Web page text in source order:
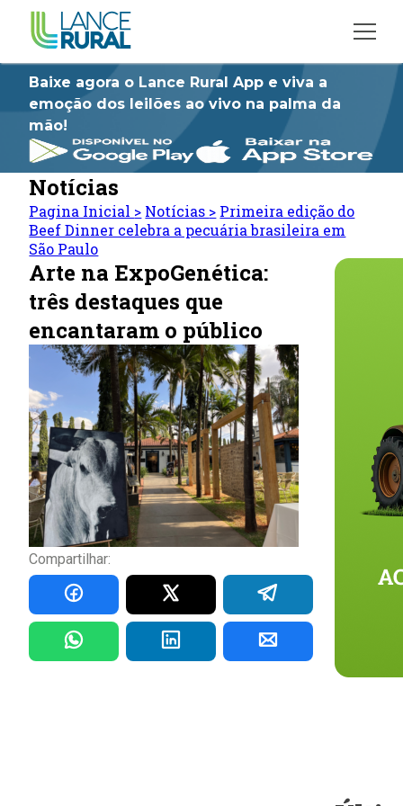
Baixe agora o Lance Rural App e viva a
emoção dos leilões ao vivo na palma da
mão!
Notícias
Pagina Inicial > Notícias > Primeira edição do
Beef Dinner celebra a pecuária brasileira em
São Paulo
Arte na ExpoGenética:
três destaques que
encantaram o público
Compartilhar: